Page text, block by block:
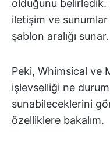
olduğunu
iletişim ve
şablon aralığı sunar.
Peki, Whimsical ve
işlevselliği ne
sunabileceklerini
özelliklere bakalım.